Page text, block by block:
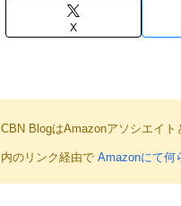
X
CBN BlogはAmazonアソシエイ
内のリンク経由で Amazonにて何